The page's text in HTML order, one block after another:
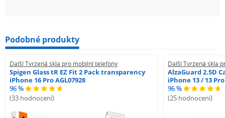
Podobné produkty
Další Tvrzená skla pro mobilní telefony
Spigen Glass tR EZ Fit 2 Pack transparency
iPhone 16 Pro AGL07928
96 %
(33 hodnocení)
Další Tvrzená skla
AlzaGuard 2.5D
iPhone 13 / 13 Pro
96 %
(25 hodnocení)